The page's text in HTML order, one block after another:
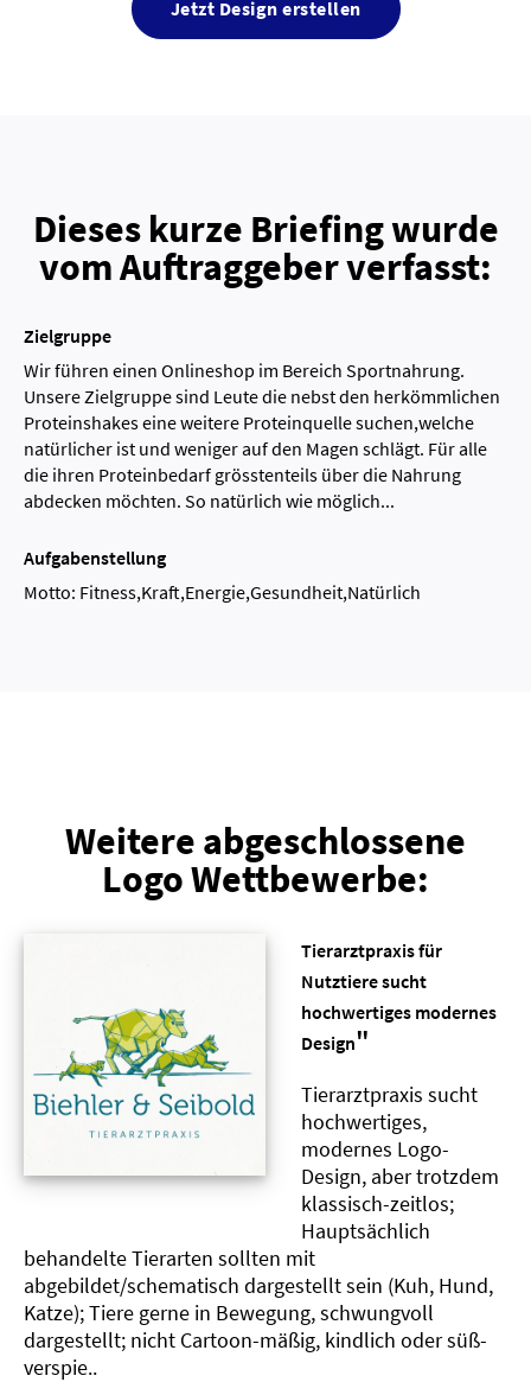
Jetzt Design erstellen
Dieses kurze Briefing wurde
vom Auftraggeber verfasst:
Zielgruppe
Wir führen einen Onlineshop im Bereich Sportnahrung.
Unsere Zielgruppe sind Leute die nebst den herkömmlichen
Proteinshakes eine weitere Proteinquelle suchen,welche
natürlicher ist und weniger auf den Magen schlägt. Für alle
die ihren Proteinbedarf grösstenteils über die Nahrung
abdecken möchten. So natürlich wie möglich...
Aufgabenstellung
Motto: Fitness,Kraft,Energie,Gesundheit,Natürlich
Weitere abgeschlossene
Logo Wettbewerbe:
Tierarztpraxis für
Nutztiere sucht
hochwertiges modernes
Design"
Tierarztpraxis sucht
hochwertiges,
modernes Logo-
Design, aber trotzdem
klassisch-zeitlos;
Hauptsächlich
behandelte Tierarten sollten mit
abgebildet/schematisch dargestellt sein (Kuh, Hund,
Katze); Tiere gerne in Bewegung, schwungvoll
dargestellt; nicht Cartoon-mäßig, kindlich oder süß-
verspie..